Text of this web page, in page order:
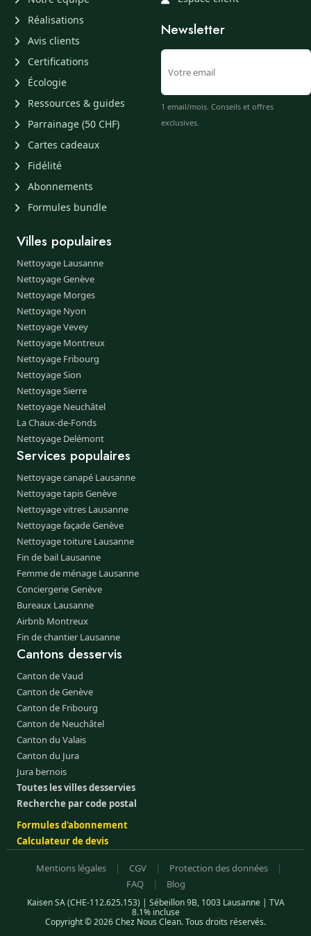
Réalisations
Avis clients
Certifications
Écologie
Ressources & guides
Parrainage (50 CHF)
Cartes cadeaux
Fidélité
Abonnements
Formules bundle
Newsletter
1 email/mois. Conseils et offres
exclusives.
Villes populaires
Nettoyage Lausanne
Nettoyage Genève
Nettoyage Morges
Nettoyage Nyon
Nettoyage Vevey
Nettoyage Montreux
Nettoyage Fribourg
Nettoyage Sion
Nettoyage Sierre
Nettoyage Neuchâtel
La Chaux-de-Fonds
Nettoyage Delémont
Services populaires
Nettoyage canapé Lausanne
Nettoyage tapis Genève
Nettoyage vitres Lausanne
Nettoyage façade Genève
Nettoyage toiture Lausanne
Fin de bail Lausanne
Femme de ménage Lausanne
Conciergerie Genève
Bureaux Lausanne
Airbnb Montreux
Fin de chantier Lausanne
Cantons desservis
Canton de Vaud
Canton de Genève
Canton de Fribourg
Canton de Neuchâtel
Canton du Valais
Canton du Jura
Jura bernois
Toutes les villes desservies
Recherche par code postal
Formules d'abonnement
Calculateur de devis
Mentions légales | CGV | Protection des données
|
FAQ
| Blog
Kaisen SA (CHE-112.625.153) | Sébeillon 9B, 1003 Lausanne | TVA
8.1% incluse
Copyright © 2026 Chez Nous Clean. Tous droits réservés.